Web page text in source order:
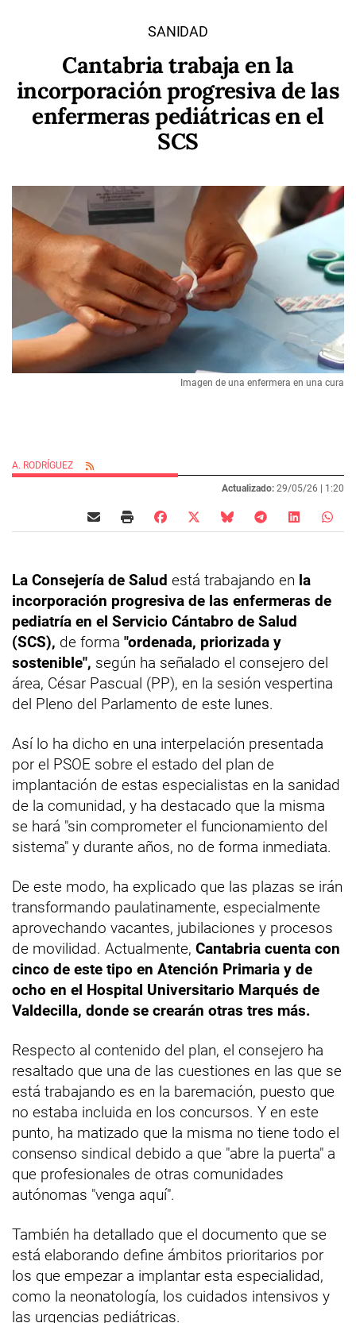
SANIDAD
Cantabria trabaja en la
incorporación progresiva de las
enfermeras pediátricas en el
SCS
Imagen de una enfermera en una cura
A. RODRÍGUEZ
Actualizado: 29/05/26 | 1:20
La Consejería de Salud está trabajando en la
incorporación progresiva de las enfermeras de
pediatría en el Servicio Cántabro de Salud
(SCS), de forma "ordenada, priorizada y
sostenible", según ha señalado el consejero del
área, César Pascual (PP), en la sesión vespertina
del Pleno del Parlamento de este lunes.
Así lo ha dicho en una interpelación presentada
por el PSOE sobre el estado del plan de
implantación de estas especialistas en la sanidad
de la comunidad, y ha destacado que la misma
se hará "sin comprometer el funcionamiento del
sistema" y durante años, no de forma inmediata.
De este modo, ha explicado que las plazas se irán
transformando paulatinamente, especialmente
aprovechando vacantes, jubilaciones y procesos
de movilidad. Actualmente, Cantabria cuenta con
cinco de este tipo en Atención Primaria y de
ocho en el Hospital Universitario Marqués de
Valdecilla, donde se crearán otras tres más.
Respecto al contenido del plan, el consejero ha
resaltado que una de las cuestiones en las que se
está trabajando es en la baremación, puesto que
no estaba incluida en los concursos. Y en este
punto, ha matizado que la misma no tiene todo el
consenso sindical debido a que "abre la puerta" a
que profesionales de otras comunidades
autónomas "venga aquí".
También ha detallado que el documento que se
está elaborando define ámbitos prioritarios por
los que empezar a implantar esta especialidad,
como la neonatología, los cuidados intensivos y
las urgencias pediátricas.